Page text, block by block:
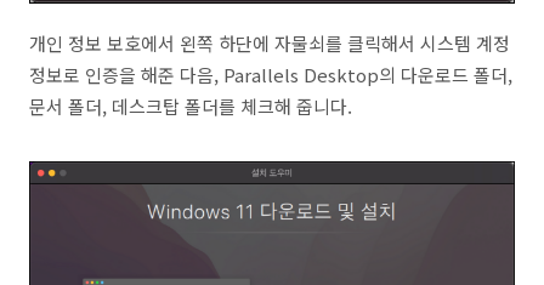
개인 정보 보호에서 왼쪽 하단에 자물쇠를 클릭해서 시스템 계정
정보로 인증을 해준 다음, Parallels Desktop의 다운로드 폴더,
문서 폴더, 데스크탑 폴더를 체크해 줍니다.